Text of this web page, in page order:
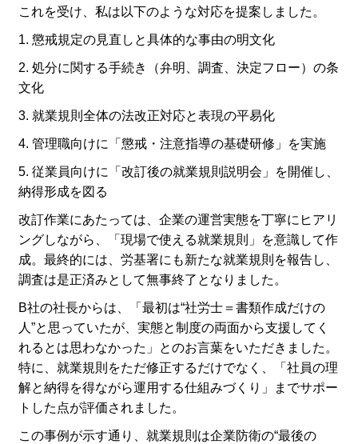
これを受け、私は以下のような対応を提案しました。
1. 懲戒規定の見直しと具体的な事由の明文化
2. 処分に関する手続き（弁明、調査、決定フロー）の条
文化
3. 就業規則全体の法改正対応と表現の平易化
4. 管理職向けに「懲戒・注意指導の基礎研修」を実施
5. 従業員向けに「改訂後の就業規則説明会」を開催し、
納得形成を図る
改訂作業にあたっては、企業の運営実態を丁寧にヒアリ
ングしながら、「現場で使える就業規則」を意識して作
成。最終的には、労基署にも新たな就業規則を報告し、
調査は是正済みとして無事終了となりました。
B社の社長からは、「最初は“社労士＝書類作成だけの
人”と思っていたが、実態と制度の両面から支援してく
れるとは思わなかった」とのお言葉をいただきました。
特に、就業規則をただ修正するだけでなく、「社員の理
解と納得を得ながら運用する仕組みづくり」までサポー
トした点が評価されました。
この事例が示す通り、就業規則は企業防衛の“最後の